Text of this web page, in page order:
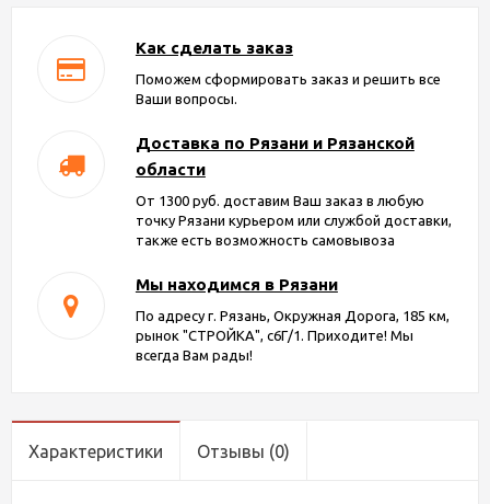
Как сделать заказ
Поможем сформировать заказ и решить все
Ваши вопросы.
Доставка по Рязани и Рязанской
области
От 1300 руб. доставим Ваш заказ в любую
точку Рязани курьером или службой доставки,
также есть возможность самовывоза
Мы находимся в Рязани
По адресу г. Рязань, Окружная Дорога, 185 км,
рынок "СТРОЙКА", с6Г/1. Приходите! Мы
всегда Вам рады!
Характеристики Отзывы (0)